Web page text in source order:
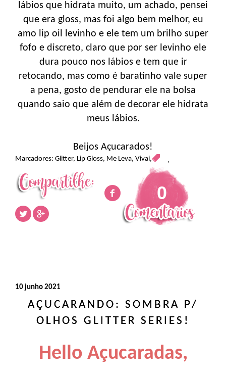
lábios que hidrata muito, um achado, pensei
que era gloss, mas foi algo bem melhor, eu
amo lip oil levinho e ele tem um brilho super
fofo e discreto, claro que por ser levinho ele
dura pouco nos lábios e tem que ir
retocando, mas como é baratinho vale super
a pena, gosto de pendurar ele na bolsa
quando saio que além de decorar ele hidrata
meus lábios.
Beijos Açucarados!
Marcadores: Glitter, Lip Gloss, Me Leva, Vivai, ,
0
10 junho 2021
AÇUCARANDO: SOMBRA P/
OLHOS GLITTER SERIES!
Hello Açucaradas,